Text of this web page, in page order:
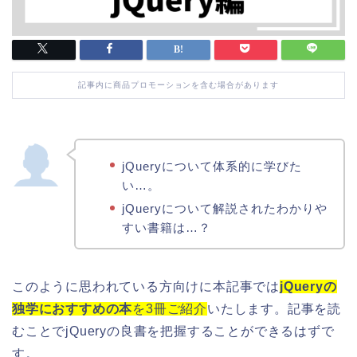
記事内に商品プロモーションを含む場合があります
jQueryについて体系的に学びた
い…。
jQueryについて解説されたわかりや
すい書籍は…？
このように思われている方向けに本記事ではjQueryの
独学におすすめの本を3冊ご紹介いたします。記事を読
むことでjQueryの良書を把握することができるはずで
す。